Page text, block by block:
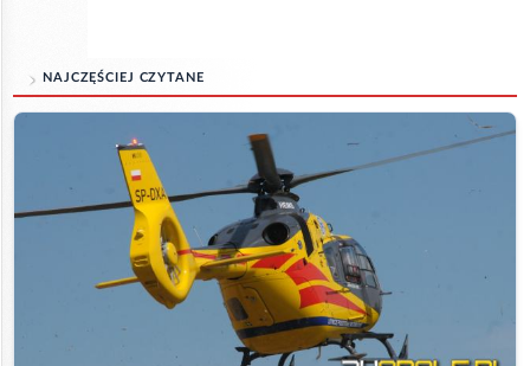
NAJCZĘŚCIEJ CZYTANE